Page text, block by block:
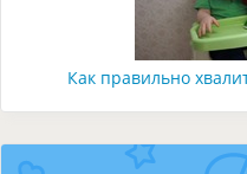
Как правильно